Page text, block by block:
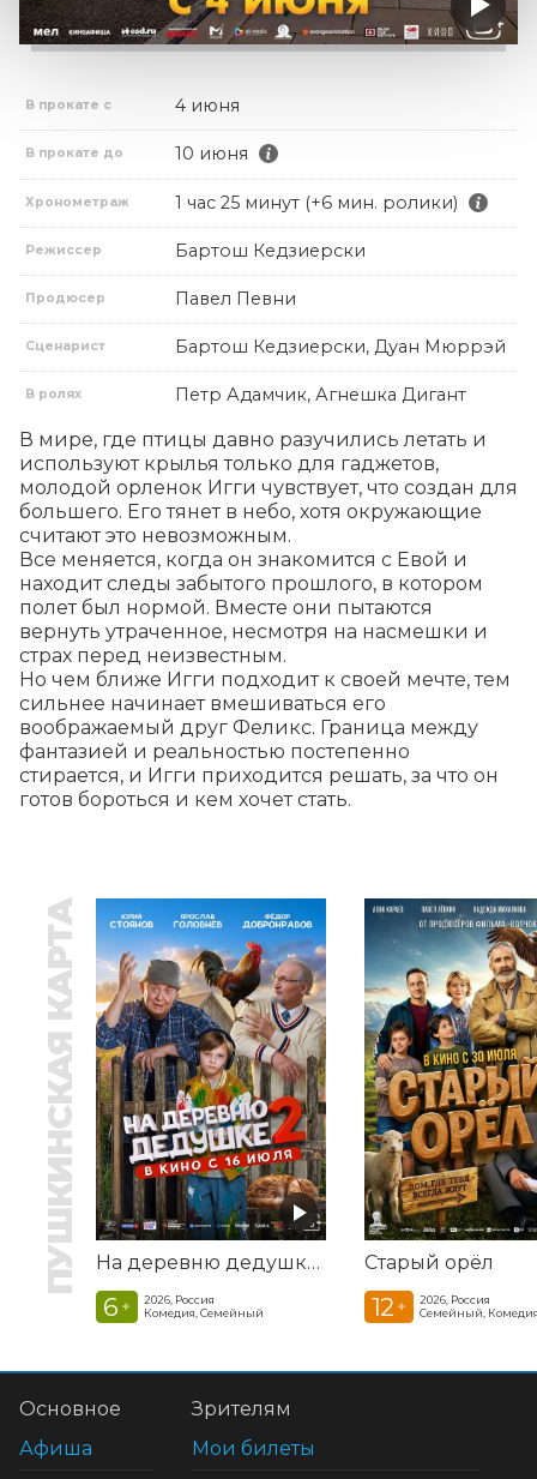
В прокате с 4 июня
В прокате до 10 июня
Хронометраж 1 час 25 минут (+6 мин. ролики)
Режиссер Бартош Кедзиерски
Продюсер Павел Певни
Сценарист Бартош Кедзиерски, Дуан Мюррэй
В ролях Петр Адамчик, Агнешка Дигант
В мире, где птицы давно разучились летать и
используют крылья только для гаджетов,
молодой орленок Игги чувствует, что создан для
большего. Его тянет в небо, хотя окружающие
считают это невозможным.
Все меняется, когда он знакомится с Евой и
находит следы забытого прошлого, в котором
полет был нормой. Вместе они пытаются
вернуть утраченное, несмотря на насмешки и
страх перед неизвестным.
Но чем ближе Игги подходит к своей мечте, тем
сильнее начинает вмешиваться его
воображаемый друг Феликс. Граница между
фантазией и реальностью постепенно
стирается, и Игги приходится решать, за что он
готов бороться и кем хочет стать.
ПУШКИНСКАЯ КАРТА На деревню дедушке 2
6 +
2026, Россия
Комедия, Семейный
Старый орёл
12 +
2026, Россия
Семейный,
Основное
Афиша
Зрителям
Мои билеты